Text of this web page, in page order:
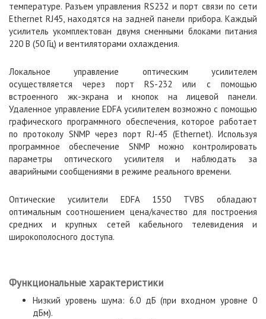
температуре. Разъем управления RS232 и порт связи по сети
Ethernet RJ45, находятся на задней панели прибора. Каждый
усилитель укомплектован двумя сменными блоками питания
220 В (50 Гц) и вентиляторами охлаждения.
Локальное управление оптическим усилителем
осуществляется через порт RS-232 или с помощью
встроенного жк-экрана и кнопок на лицевой панели.
Удаленное управление EDFA усилителем возможно с помощью
графического программного обеспечения, которое работает
по протоколу SNMP через порт RJ-45 (Ethernet). Используя
программное обеспечение SNMP можно контролировать
параметры оптического усилителя и наблюдать за
аварийными сообщениями в режиме реального времени.
Оптические усилители EDFA 1550 TVBS обладают
оптимальным соотношением цена/качество для построения
средних и крупных сетей кабельного телевидения и
широкополосного доступа.
Функциональные характеристики
Низкий уровень шума: 6.0 дБ (при входном уровне 0
дБм).